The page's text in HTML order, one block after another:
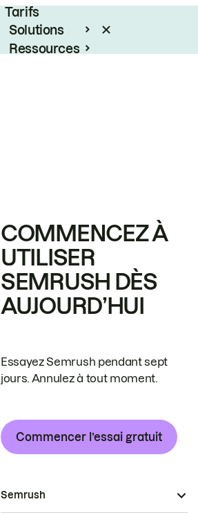
Tarifs
Solutions
Ressources
COMMENCEZ À
UTILISER
SEMRUSH DÈS
AUJOURD’HUI
Essayez Semrush pendant sept
jours. Annulez à tout moment.
Commencer l’essai gratuit
Semrush